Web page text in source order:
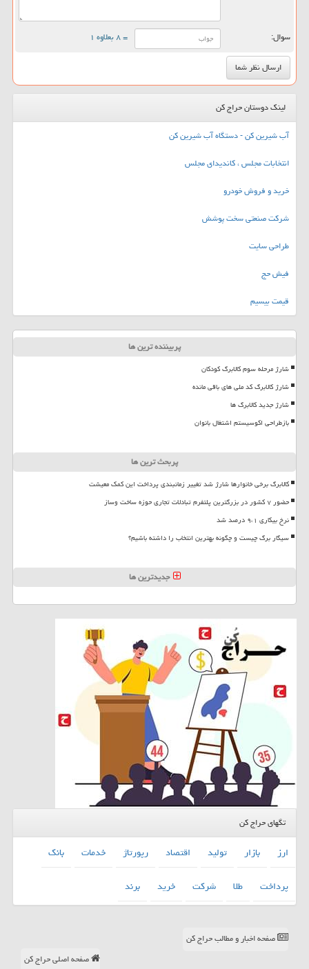
سوال: = ۸ بعلاوه ۱
لینک دوستان حراج کن
آب شیرین کن - دستگاه آب شیرین کن
انتخابات مجلس ، کاندیدای مجلس
خرید و فروش خودرو
شرکت صنعتی سخت پوشش
طراحی سایت
فیش حج
قیمت بیسیم
پربیننده ترین ها
شارژ مرحله سوم کالابرگ کودکان
شارژ کالابرگ کد ملی های باقی مانده
شارژ جدید کالابرگ ها
بازطراحی اکوسیستم اشتغال بانوان
پربحث ترین ها
کالابرگ برخی خانوارها شارژ شد تغییر زمانبندی پرداخت این کمک معیشت
حضور ۷ کشور در بزرگترین پلتفرم تبادلات تجاری حوزه ساخت وساز
نرخ بیکاری ۹،۱ درصد شد
سیگار برگ چیست و چگونه بهترین انتخاب را داشته باشیم؟
جدیدترین ها
تگهای حراج کن
ارز بازار تولید اقتصاد رپورتاژ خدمات
بانك
پرداخت
طلا شركت خرید برند
صفحه اخبار و مطالب حراج کن
صفحه اصلی حراج کن